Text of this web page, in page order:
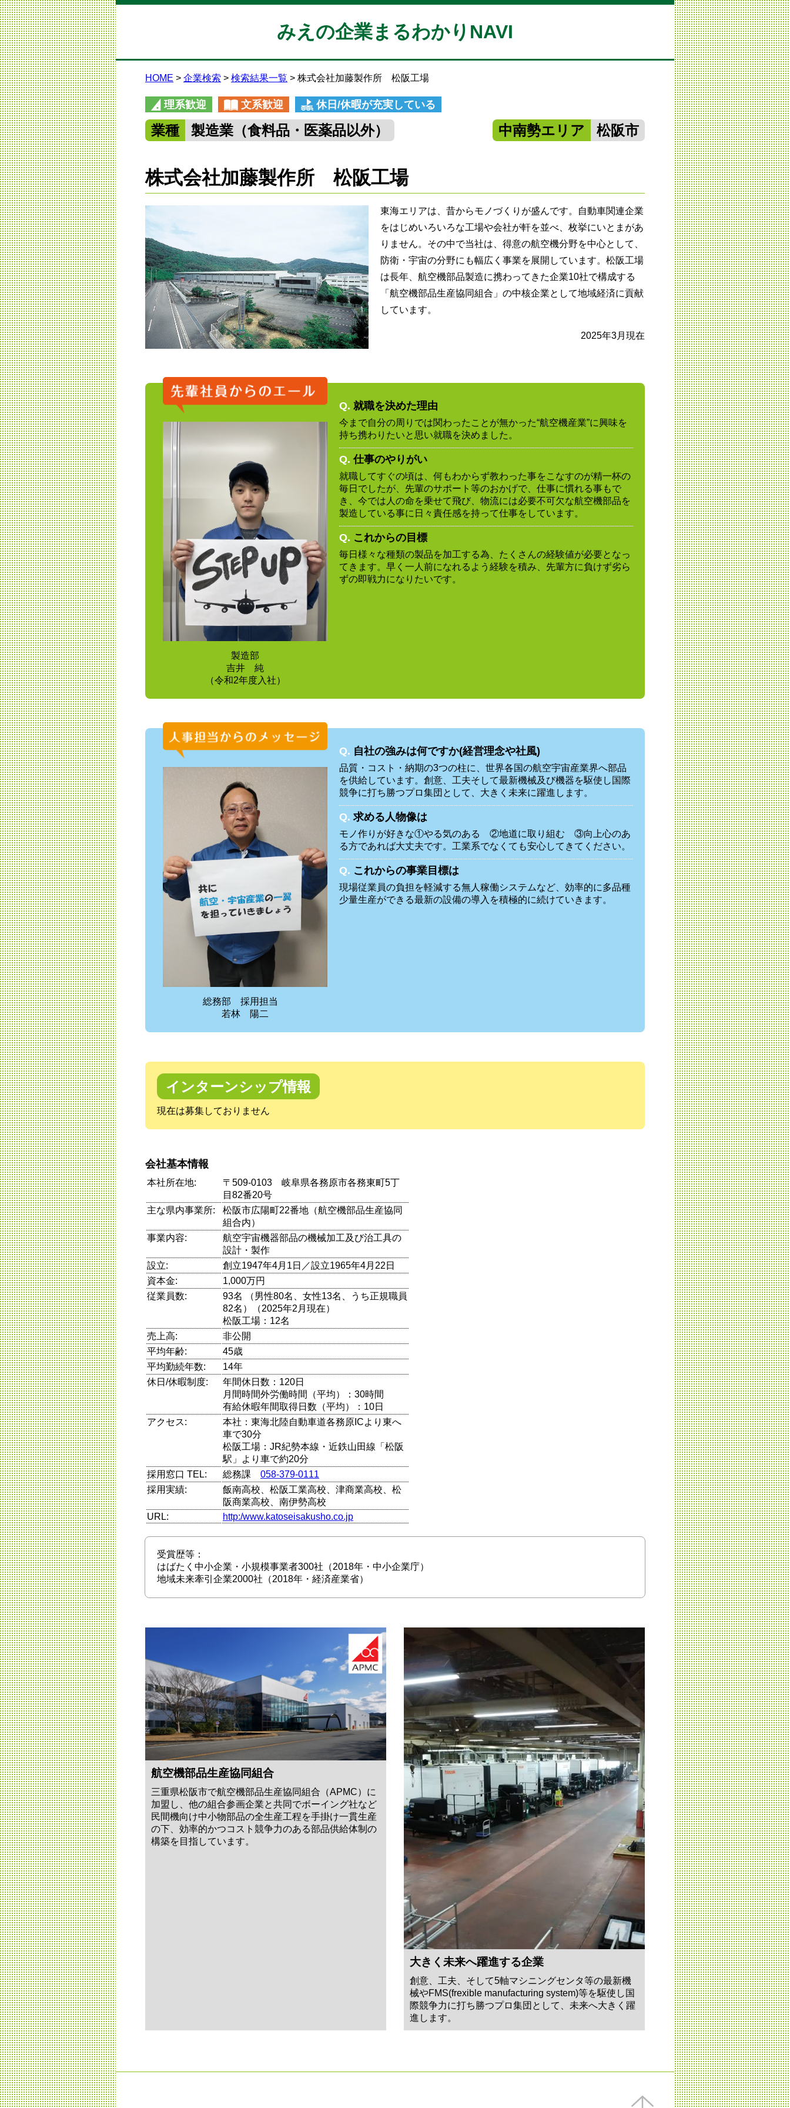
みえの企業まるわかりNAVI
HOME 企業検索 検索結果一覧 株式会社加藤製作所 松阪工場
理系歓迎 文系歓迎 休日/休暇が充実している
業種 製造業（食料品・医薬品以外） 中南勢エリア 松阪市
株式会社加藤製作所 松阪工場
東海エリアは、昔からモノづくりが盛んです。自動車関連企業
をはじめいろいろな工場や会社が軒を並べ、枚挙にいとまがあ
りません。その中で当社は、得意の航空機分野を中心として、
防衛・宇宙の分野にも幅広く事業を展開しています。松阪工場
は長年、航空機部品製造に携わってきた企業10社で構成する
「航空機部品生産協同組合」の中核企業として地域経済に貢献
しています。
2025年3月現在
製造部
吉井 純
（令和2年度入社）
Q. 就職を決めた理由
今まで自分の周りでは関わったことが無かった“航空機産業”に興味を
持ち携わりたいと思い就職を決めました。
Q. 仕事のやりがい
就職してすぐの頃は、何もわからず教わった事をこなすのが精一杯の
毎日でしたが、先輩のサポート等のおかげで、仕事に慣れる事もで
き、今では人の命を乗せて飛び、物流には必要不可欠な航空機部品を
製造している事に日々責任感を持って仕事をしています。
Q. これからの目標
毎日様々な種類の製品を加工する為、たくさんの経験値が必要となっ
てきます。早く一人前になれるよう経験を積み、先輩方に負けず劣ら
ずの即戦力になりたいです。
総務部 採用担当
若林 陽二
Q. 自社の強みは何ですか(経営理念や社風)
品質・コスト・納期の3つの柱に、世界各国の航空宇宙産業界へ部品
を供給しています。創意、工夫そして最新機械及び機器を駆使し国際
競争に打ち勝つプロ集団として、大きく未来に躍進します。
Q. 求める人物像は
モノ作りが好きな①やる気のある ②地道に取り組む ③向上心のあ
る方であれば大丈夫です。工業系でなくても安心してきてください。
Q. これからの事業目標は
現場従業員の負担を軽減する無人稼働システムなど、効率的に多品種
少量生産ができる最新の設備の導入を積極的に続けていきます。
インターンシップ情報
現在は募集しておりません
会社基本情報
本社所在地:
〒509-0103 岐阜県各務原市各務東町5丁
目82番20号
主な県内事業所:
松阪市広陽町22番地（航空機部品生産協同
組合内）
事業内容:
航空宇宙機器部品の機械加工及び治工具の
設計・製作
設立:
創立1947年4月1日／設立1965年4月22日
資本金:
1,000万円
従業員数:
93名 （男性80名、女性13名、うち正規職員
82名）（2025年2月現在）
松阪工場：12名
売上高:
非公開
平均年齢:
45歳
平均勤続年数:
14年
休日/休暇制度:
年間休日数：120日
月間時間外労働時間（平均）：30時間
有給休暇年間取得日数（平均）：10日
アクセス:
本社：東海北陸自動車道各務原ICより東へ
車で30分
松阪工場：JR紀勢本線・近鉄山田線「松阪
駅」より車で約20分
採用窓口 TEL:
総務課 058-379-0111
採用実績:
飯南高校、松阪工業高校、津商業高校、松
阪商業高校、南伊勢高校
URL:
http:/www.katoseisakusho.co.jp
受賞歴等：
はばたく中小企業・小規模事業者300社（2018年・中小企業庁）
地域未来牽引企業2000社（2018年・経済産業省）
航空機部品生産協同組合
三重県松阪市で航空機部品生産協同組合（APMC）に
加盟し、他の組合参画企業と共同でボーイング社など
民間機向け中小物部品の全生産工程を手掛け一貫生産
の下、効率的かつコスト競争力のある部品供給体制の
構築を目指しています。
大きく未来へ躍進する企業
創意、工夫、そして5軸マシニングセンタ等の最新機
械やFMS(frexible manufacturing system)等を駆使し国
際競争力に打ち勝つプロ集団として、未来へ大きく躍
進します。